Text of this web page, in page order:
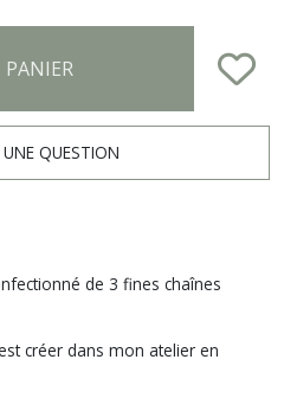
PANIER
QUESTION
de 3 fines chaînes
créer dans mon atelier en